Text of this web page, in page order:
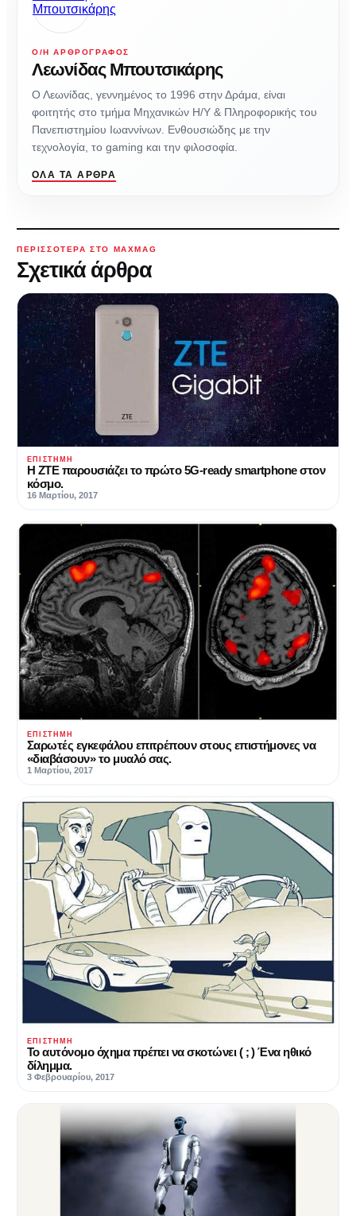
Ο/Η ΑΡΘΡΟΓΡΆΦΟΣ
Λεωνίδας Μπουτσικάρης
Ο Λεωνίδας, γεννημένος το 1996 στην Δράμα, είναι
φοιτητής στο τμήμα Μηχανικών Η/Υ & Πληροφορικής του
Πανεπιστημίου Ιωαννίνων. Ενθουσιώδης με την
τεχνολογία, το gaming και την φιλοσοφία.
ΌΛΑ ΤΑ ΆΡΘΡΑ
ΠΕΡΙΣΣΌΤΕΡΑ ΣΤΟ MAXMAG
Σχετικά άρθρα
ΕΠΙΣΤΉΜΗ
H ZTE παρουσιάζει τo πρώτo 5G-ready smartphone στον
κόσμο.
16 Μαρτίου, 2017
ΕΠΙΣΤΉΜΗ
Σαρωτές εγκεφάλου επιτρέπουν στους επιστήμονες να
«διαβάσουν» το μυαλό σας.
1 Μαρτίου, 2017
ΕΠΙΣΤΉΜΗ
Το αυτόνομο όχημα πρέπει να σκοτώνει ( ; ) Ένα ηθικό
δίλημμα.
3 Φεβρουαρίου, 2017